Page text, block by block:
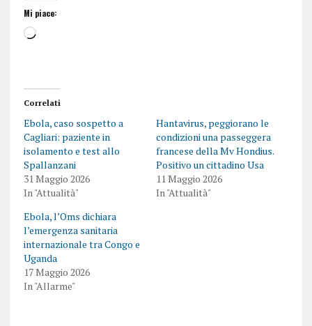
Mi piace:
Correlati
Ebola, caso sospetto a
Cagliari: paziente in
isolamento e test allo
Spallanzani
31 Maggio 2026
In "Attualità"
Hantavirus, peggiorano le
condizioni una passeggera
francese della Mv Hondius.
Positivo un cittadino Usa
11 Maggio 2026
In "Attualità"
Ebola, l’Oms dichiara
l’emergenza sanitaria
internazionale tra Congo e
Uganda
17 Maggio 2026
In "Allarme"